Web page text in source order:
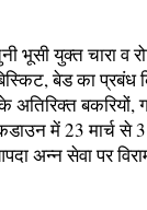
भूसी युक्त चारा व
बेड का प्रबंध
अतिरिक्त बकरियों,
में 23 मार्च से
अन्न सेवा पर